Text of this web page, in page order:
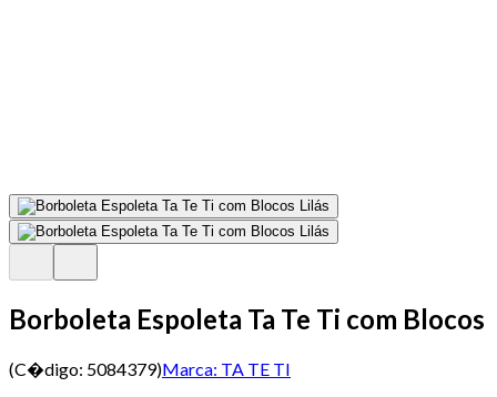
Borboleta Espoleta Ta Te Ti com Blocos
(C�digo: 5084379)Marca: TA TE TI